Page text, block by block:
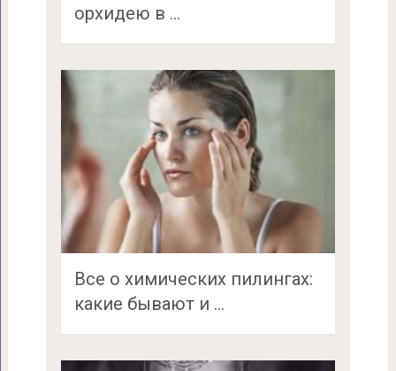
орхидею в …
Все о химических пилингах:
какие бывают и …